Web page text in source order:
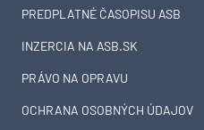
PREDPLATNÉ ČASOPISU ASB
INZERCIA NA ASB.SK
PRÁVO NA OPRAVU
OCHRANA OSOBNÝCH ÚDAJOV